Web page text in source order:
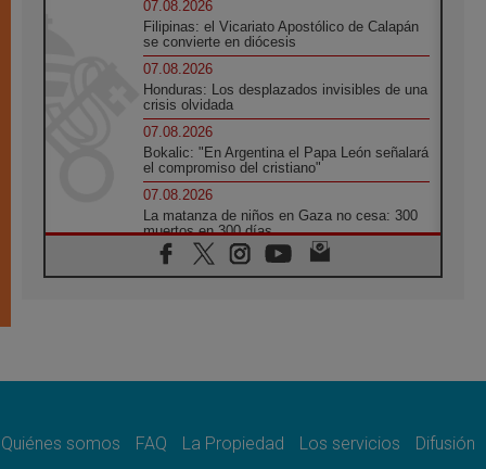
07.08.2026
Filipinas: el Vicariato Apostólico de Calapán
se convierte en diócesis
07.08.2026
Honduras: Los desplazados invisibles de una
crisis olvidada
07.08.2026
Bokalic: "En Argentina el Papa León señalará
el compromiso del cristiano"
07.08.2026
La matanza de niños en Gaza no cesa: 300
muertos en 300 días
07.08.2026
Tagle: La guerra desfigura el mundo, solo la
como misión al servicio del Evangelio
Quiénes somos FAQ La Propiedad Los servicios Difusión